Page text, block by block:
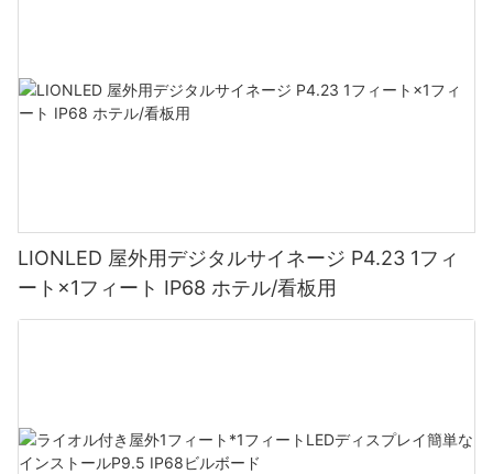
LIONLED 屋外用デジタルサイネージ P4.23 1フィ
ート×1フィート IP68 ホテル/看板用